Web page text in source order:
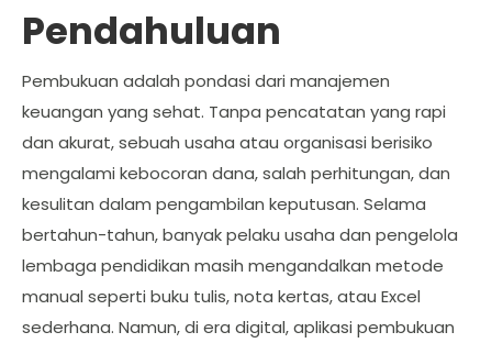
Pendahuluan
Pembukuan adalah pondasi dari manajemen
keuangan yang sehat. Tanpa pencatatan yang rapi
dan akurat, sebuah usaha atau organisasi berisiko
mengalami kebocoran dana, salah perhitungan, dan
kesulitan dalam pengambilan keputusan. Selama
bertahun-tahun, banyak pelaku usaha dan pengelola
lembaga pendidikan masih mengandalkan metode
manual seperti buku tulis, nota kertas, atau Excel
sederhana. Namun, di era digital, aplikasi pembukuan